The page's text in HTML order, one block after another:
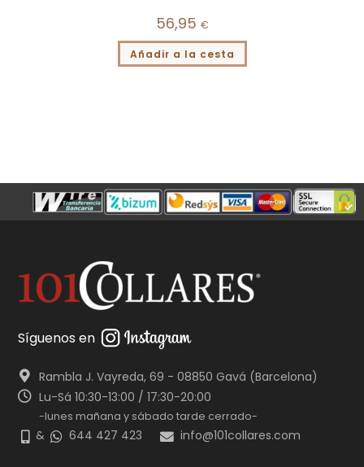
56,95 €
Añadir a la cesta
Síguenos en
Rambla J. Vayreda, 69 - 08850 Gavá (Barcelona)
Lu-Sá 10:30-13:00 / 17:30-20:00
-lunes mañana y sábado tarde cerrado-
& 644 427 423 info@101collares.com